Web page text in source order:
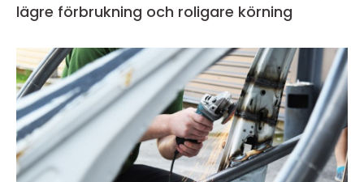
lägre förbrukning och roligare körning